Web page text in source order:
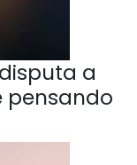
a
pensando